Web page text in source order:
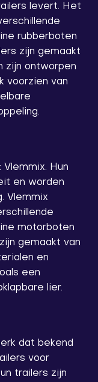
levert. Het
rubberboten
zijn gemaakt
zijn ontworpen
voorzien van
Hun
en worden
Vlemmix
motorboten
gemaakt van
en
een
lier.
dat bekend
voor
trailers zijn